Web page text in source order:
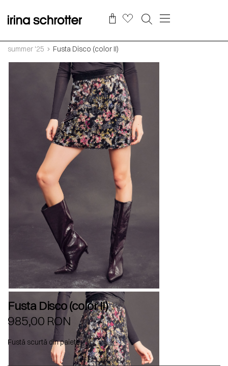
summer '25 Fusta Disco (color II)
Fusta Disco (color II)
985,00 RON
Fustă scurtă din paiete.